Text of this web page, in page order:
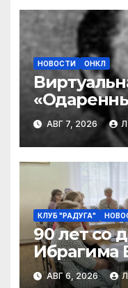
НОВОСТИ ОНКЛ
90-летию
Ибрагима
АВГ 7, 2026
КЛУБ "РАДУГА"
90 лет со
Ибрагима
АВГ 6, 2026